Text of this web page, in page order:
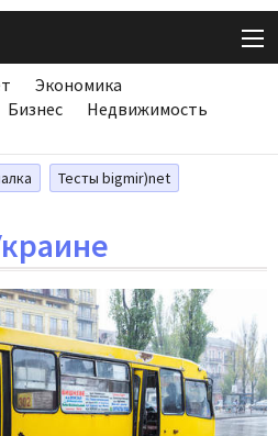
Экономика
Бизнес
Недвижимость
Тесты bigmir)net